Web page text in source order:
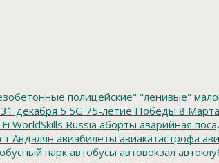
полицейские" "ленивые"
31 декабря 5 5G 75-летие Победы 8 Марта
WorldSkills Russia аборты аварийная
Авдалян авиабилеты авиакатастрофа
парк автобусы автовокзал